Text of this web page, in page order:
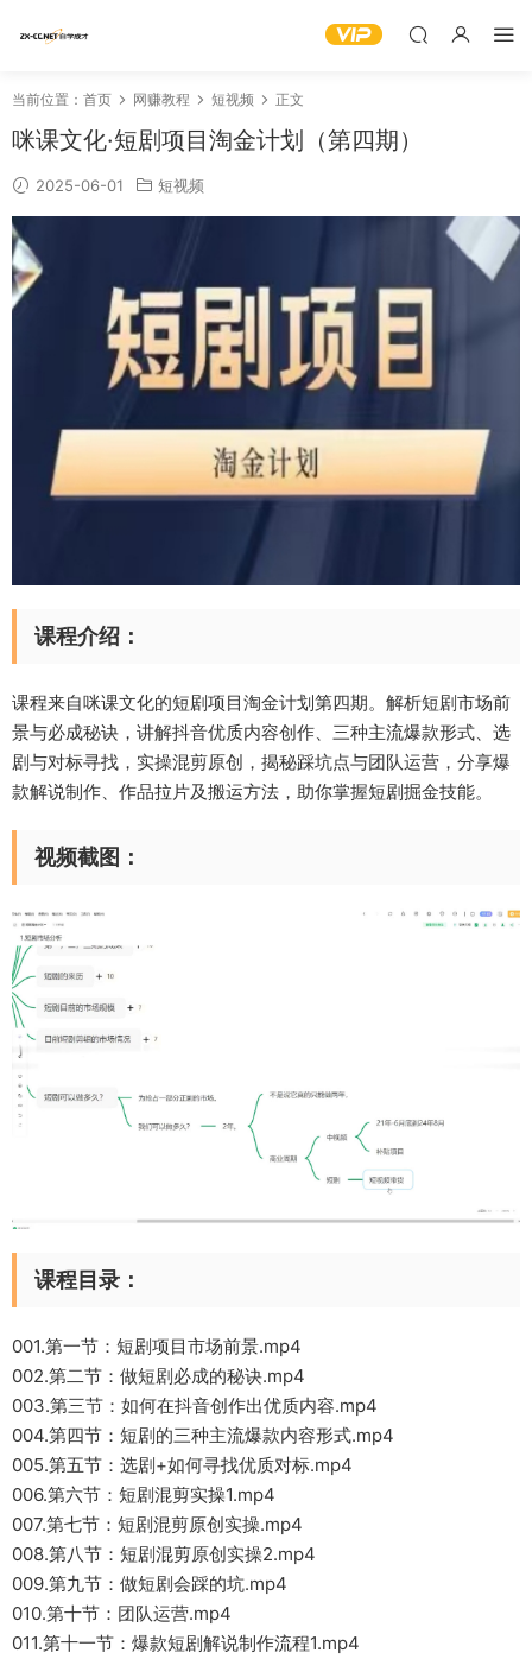
当前位置： 首页 网赚教程 短视频 正文
咪课文化·短剧项目淘金计划（第四期）
2025-06-01 短视频
课程介绍：
课程来自咪课文化的短剧项目淘金计划第四期。解析短剧市场前
景与必成秘诀，讲解抖音优质内容创作、三种主流爆款形式、选
剧与对标寻找，实操混剪原创，揭秘踩坑点与团队运营，分享爆
款解说制作、作品拉片及搬运方法，助你掌握短剧掘金技能。
视频截图：
课程目录：
001.第一节：短剧项目市场前景.mp4
002.第二节：做短剧必成的秘诀.mp4
003.第三节：如何在抖音创作出优质内容.mp4
004.第四节：短剧的三种主流爆款内容形式.mp4
005.第五节：选剧+如何寻找优质对标.mp4
006.第六节：短剧混剪实操1.mp4
007.第七节：短剧混剪原创实操.mp4
008.第八节：短剧混剪原创实操2.mp4
009.第九节：做短剧会踩的坑.mp4
010.第十节：团队运营.mp4
011.第十一节：爆款短剧解说制作流程1.mp4